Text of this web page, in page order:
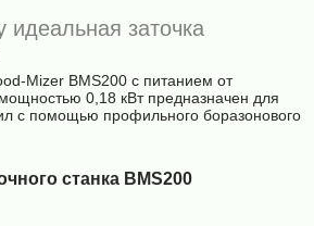
заточка
Mizer BMS200 с питанием от
0,18 кВт предназначен для
с помощью профильного боразонового
станка BMS200